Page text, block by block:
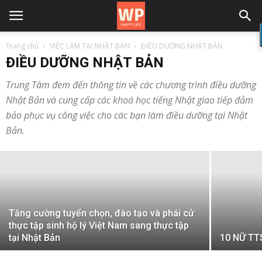
Trang chủ VIỆC LÀM TẠI NHẬT BẢN ĐIỀU DƯỠNG NHẬT BẢN
ĐIỀU DƯỠNG NHẬT BẢN
Trung Tâm đem đến thông tin về các chương trình điều dưỡng
Nhật Bản và cung cấp các khoá học tiếng Nhật giao tiếp đảm
bảo phục vụ công việc cho các bạn làm điều dưỡng tại Nhật
Bản.
Ký Bản ghi nhớ với tỉnh Nagano, Nhật
Bản về phát triển nguồn nhân lực
JW Gifthouse
Tăng cường tuyển chọn, đào tạo và phái cử
thực tập sinh hộ lý Việt Nam sang thực tập
tại Nhật Bản
10 NỮ